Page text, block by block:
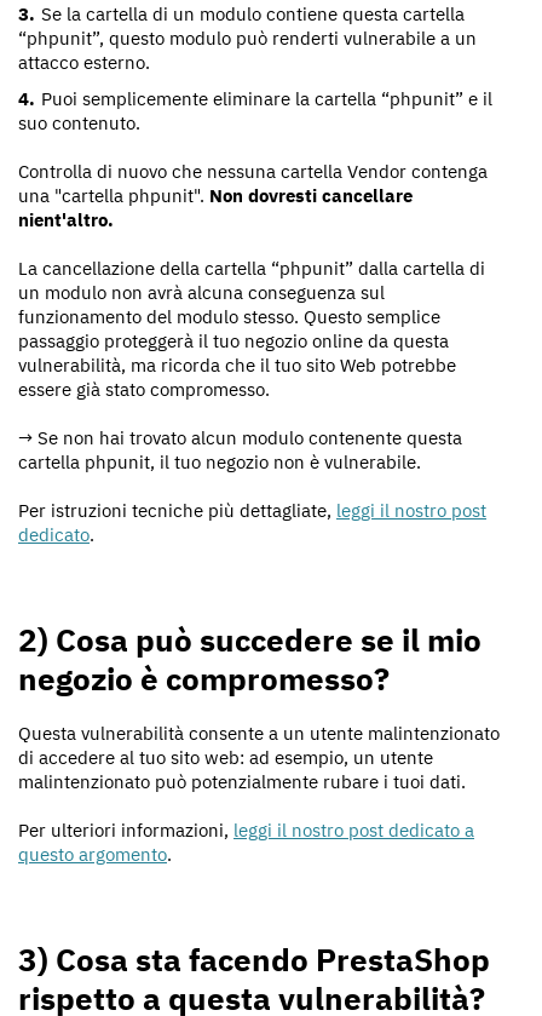
Se la cartella di un modulo contiene questa cartella
“phpunit”, questo modulo può renderti vulnerabile a un
attacco esterno.
Puoi semplicemente eliminare la cartella “phpunit” e il
suo contenuto.
Controlla di nuovo che nessuna cartella Vendor contenga
una "cartella phpunit". Non dovresti cancellare
nient'altro.
La cancellazione della cartella “phpunit” dalla cartella di
un modulo non avrà alcuna conseguenza sul
funzionamento del modulo stesso. Questo semplice
passaggio proteggerà il tuo negozio online da questa
vulnerabilità, ma ricorda che il tuo sito Web potrebbe
essere già stato compromesso.
→ Se non hai trovato alcun modulo contenente questa
cartella phpunit, il tuo negozio non è vulnerabile.
Per istruzioni tecniche più dettagliate, leggi il nostro post
dedicato.
2) Cosa può succedere se il mio
negozio è compromesso?
Questa vulnerabilità consente a un utente malintenzionato
di accedere al tuo sito web: ad esempio, un utente
malintenzionato può potenzialmente rubare i tuoi dati.
Per ulteriori informazioni, leggi il nostro post dedicato a
questo argomento.
3) Cosa sta facendo PrestaShop
rispetto a questa vulnerabilità?